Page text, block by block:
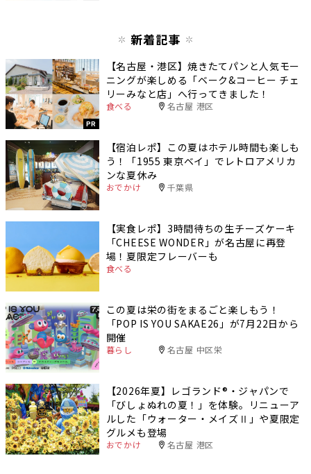
新着記事
PR
【名古屋・港区】焼きたてパンと人気モー
ニングが楽しめる「ベーク&コーヒー チェ
リーみなと店」へ行ってきました！
食べる 名古屋 港区
【宿泊レポ】この夏はホテル時間も楽しも
う！「1955 東京ベイ」でレトロアメリカ
ンな夏休み
おでかけ 千葉県
【実食レポ】3時間待ちの生チーズケーキ
「CHEESE WONDER」が名古屋に再登
場！夏限定フレーバーも
食べる
この夏は栄の街をまるごと楽しもう！
「POP IS YOU SAKAE26」が7月22日から
開催
暮らし 名古屋 中区栄
【2026年夏】レゴランド®・ジャパンで
「びしょぬれの夏！」を体験。リニューア
ルした「ウォーター・メイズⅡ」や夏限定
グルメも登場
おでかけ 名古屋 港区